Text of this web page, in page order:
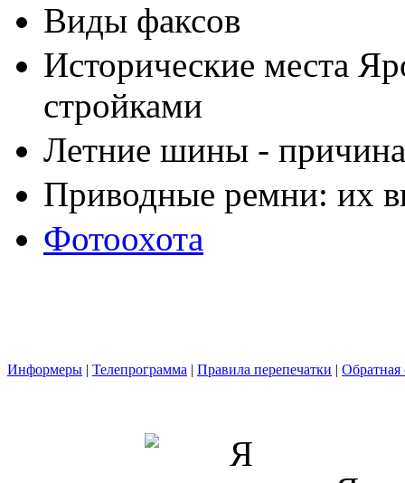
Виды факсов
Исторические места
стройками
Летние шины -
Приводные ремни: их
Фотоохота
Информеры | Телепрограмма | Правила перепечатки | Обратная